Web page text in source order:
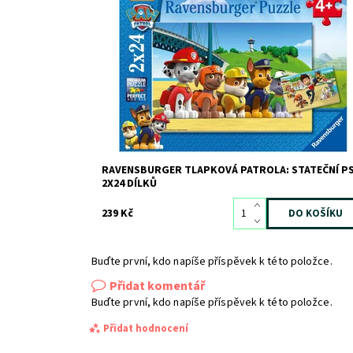
Dostupnost: Skladem>3
Kód:
10227
Značka:
RAVENSBURGER
RAVENSBURGER TLAPKOVÁ PATROLA: STATEČNÍ
2X24 DÍLKŮ
239 Kč
Buďte první, kdo napíše příspěvek k této položce.
Přidat komentář
Buďte první, kdo napíše příspěvek k této položce.
Přidat hodnocení